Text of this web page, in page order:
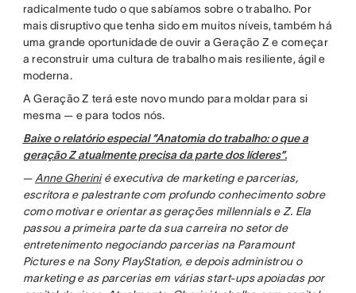
radicalmente tudo o que sabíamos sobre o trabalho. Por
mais disruptivo que tenha sido em muitos níveis, também há
uma grande oportunidade de ouvir a Geração Z e começar
a reconstruir uma cultura de trabalho mais resiliente, ágil e
moderna.
A Geração Z terá este novo mundo para moldar para si
mesma — e para todos nós.
Baixe o relatório especial “Anatomia do trabalho: o que a
geração Z atualmente precisa da parte dos líderes”.
—Anne Gherinié executiva de marketing e parcerias,
escritora e palestrante com profundo conhecimento sobre
como motivar e orientar as gerações millennials e Z. Ela
passou a primeira parte da sua carreira no setor de
entretenimento negociando parcerias na Paramount
Pictures e na Sony PlayStation, e depois administrou o
marketing e as parcerias em várias start-ups apoiadas por